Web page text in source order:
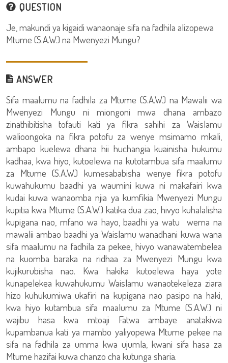
QUESTION
Je, makundi ya kigaidi wanaonaje sifa na fadhila alizopewa
Mtume (S.A.W.) na Mwenyezi Mungu?
ANSWER
Sifa maalumu na fadhila za Mtume (S.A.W.) na Mawalii wa
Mwenyezi Mungu ni miongoni mwa dhana ambazo
zinathibitisha tofauti kati ya fikra sahihi za Waislamu
walioongoka na fikra potofu za wenye msimamo mkali,
ambapo kuelewa dhana hii huchangia kuainisha hukumu
kadhaa, kwa hiyo, kutoelewa na kutotambua sifa maalumu
za Mtume (S.A.W.) kumesababisha wenye fikra potofu
kuwahukumu baadhi ya waumini kuwa ni makafairi kwa
kudai kuwa wanaomba njia ya kumfikia Mwenyezi Mungu
kupitia kwa Mtume (S.A.W.) katika dua zao, hivyo kuhalalisha
kupigana nao, mfano wa hayo, baadhi ya watu wema na
mawalii ambao baadhi ya Waislamu wanadhani kuwa wana
sifa maalumu na fadhila za pekee, hivyo wanawatembelea
na kuomba baraka na ridhaa za Mwenyezi Mungu kwa
kujikurubisha nao. Kwa hakika kutoelewa haya yote
kunapelekea kuwahukumu Waislamu wanaotekeleza ziara
hizo kuhukumiwa ukafiri na kupigana nao pasipo na haki,
kwa hiyo kutambua sifa maalumu za Mtume (S.A.W.) ni
wajibu hasa kwa mtoaji Fatwa ambaye anatakiwa
kupambanua kati ya mambo yaliyopewa Mtume pekee na
sifa na fadhila za umma kwa ujumla, kwani sifa hasa za
Mtume hazifai kuwa chanzo cha kutunga sharia.